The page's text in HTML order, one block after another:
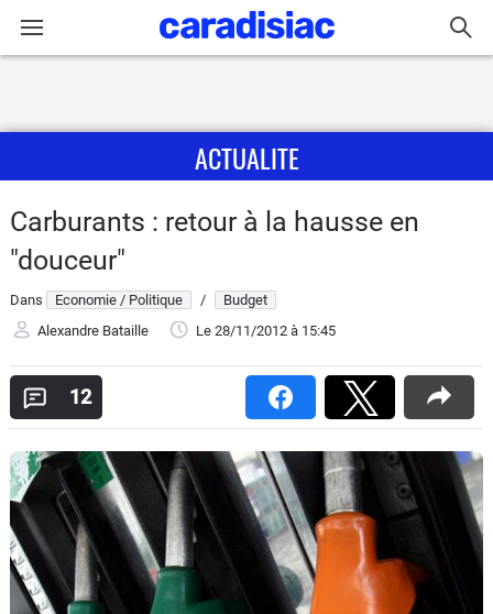
Actu
Essais
Guide
Electriques
Utilitaires
Flottes
Auto
Services
ACTUALITE
Carburants : retour à la hausse en
"douceur"
Dans Economie / Politique /
Budget
Alexandre Bataille
Le 28/11/2012 à 15:45
12